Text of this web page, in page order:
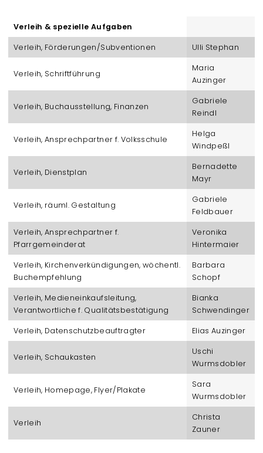
Verleih & spezielle Aufgaben
Verleih, Förderungen/Subventionen Ulli Stephan
Verleih, Schriftführung
Maria
Auzinger
Verleih, Buchausstellung, Finanzen
Gabriele
Reindl
Verleih, Ansprechpartner f. Volksschule
Helga
Windpeßl
Verleih, Dienstplan
Bernadette
Mayr
Verleih, räuml. Gestaltung
Gabriele
Feldbauer
Verleih, Ansprechpartner f.
Pfarrgemeinderat
Veronika
Hintermaier
Verleih, Kirchenverkündigungen, wöchentl.
Buchempfehlung
Barbara
Schopf
Verleih, Medieneinkaufsleitung,
Verantwortliche f. Qualitätsbestätigung
Bianka
Schwendinger
Verleih, Datenschutzbeauftragter Elias Auzinger
Verleih, Schaukasten
Uschi
Wurmsdobler
Verleih, Homepage, Flyer/Plakate
Sara
Wurmsdobler
Verleih
Christa
Zauner